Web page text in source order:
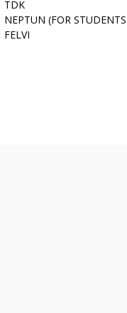
TDK
NEPTUN (FOR
FELVI